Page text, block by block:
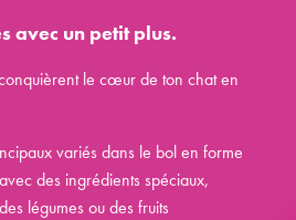
avec un petit plus.
le cœur de ton chat en
variés dans le bol en forme
des ingrédients spéciaux,
légumes ou des fruits